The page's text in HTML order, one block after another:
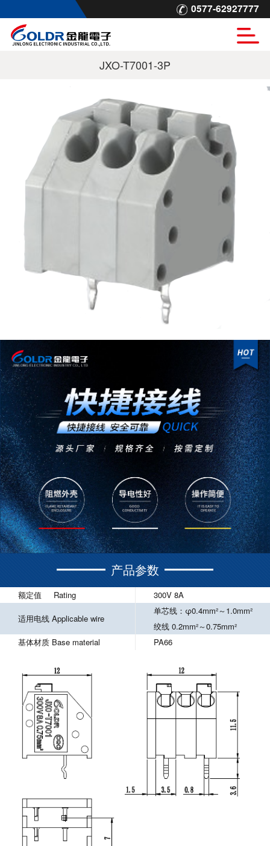
0577-62927777
JXO-T7001-3P
产品参数
额定值 Rating 300V 8A
适用电线 Applicable wire
单芯线：φ0.4mm²～1.0mm²
绞线 0.2mm²～0.75mm²
基体材质 Base material
PA66